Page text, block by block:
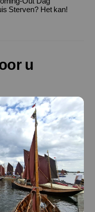
Sterven? Het kan!
u